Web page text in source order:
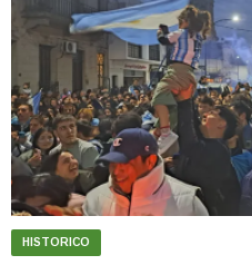
HISTORICO